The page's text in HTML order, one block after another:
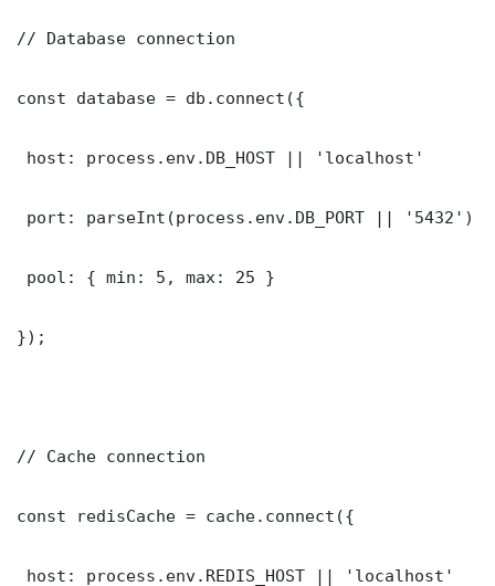
// Database connection
const database = db.connect({
host: process.env.DB_HOST || 'localhost'
port: parseInt(process.env.DB_PORT || '5432')
pool: { min: 5, max: 25 }
});
// Cache connection
const redisCache = cache.connect({
host: process.env.REDIS_HOST || 'localhost'